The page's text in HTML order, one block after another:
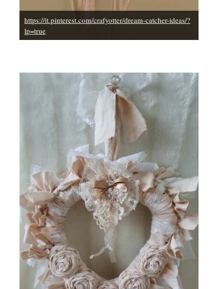
https://it.pinterest.com/crafyotter/dream-catcher-ideas/?
lp=true